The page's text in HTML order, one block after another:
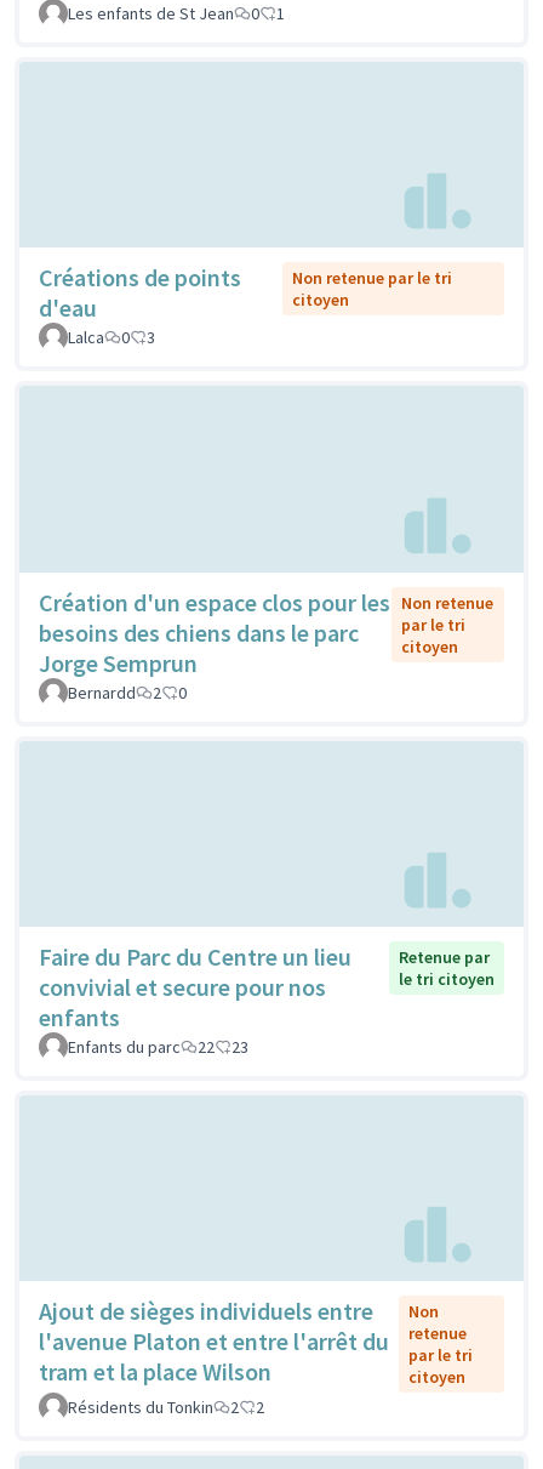
Les enfants de St Jean
0 1
Créations de points
d'eau
Non retenue par le tri
citoyen
Lalca
0 3
Création d'un espace clos pour les
besoins des chiens dans le parc
Jorge Semprun
Non retenue
par le tri
citoyen
Bernardd 2 0
Faire du Parc du Centre un lieu
convivial et secure pour nos
enfants
Retenue par
le tri citoyen
Enfants du parc 22 23
Ajout de sièges individuels entre
l'avenue Platon et entre l'arrêt du
tram et la place Wilson
Non
retenue
par le tri
citoyen
Résidents du Tonkin
2 2